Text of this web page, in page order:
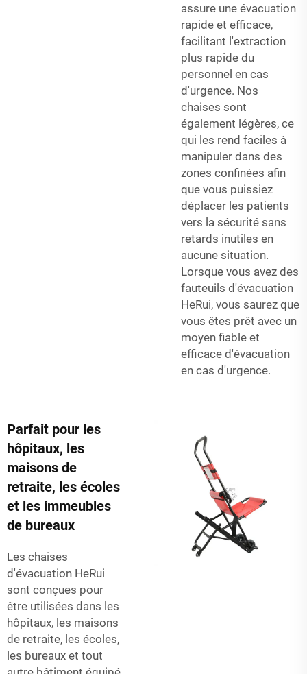
assure une évacuation
rapide et efficace,
facilitant l'extraction
plus rapide du
personnel en cas
d'urgence. Nos
chaises sont
également légères, ce
qui les rend faciles à
manipuler dans des
zones confinées afin
que vous puissiez
déplacer les patients
vers la sécurité sans
retards inutiles en
aucune situation.
Lorsque vous avez des
fauteuils d'évacuation
HeRui, vous saurez que
vous êtes prêt avec un
moyen fiable et
efficace d'évacuation
en cas d'urgence.
Parfait pour les
hôpitaux, les
maisons de
retraite, les écoles
et les immeubles
de bureaux
Les chaises
d'évacuation HeRui
sont conçues pour
être utilisées dans les
hôpitaux, les maisons
de retraite, les écoles,
les bureaux et tout